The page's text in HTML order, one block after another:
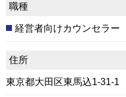
職種
経営者向けカウンセラー
住所
東京都大田区東馬込1-31-1